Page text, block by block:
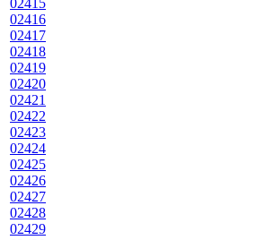
02415
02416
02417
02418
02419
02420
02421
02422
02423
02424
02425
02426
02427
02428
02429